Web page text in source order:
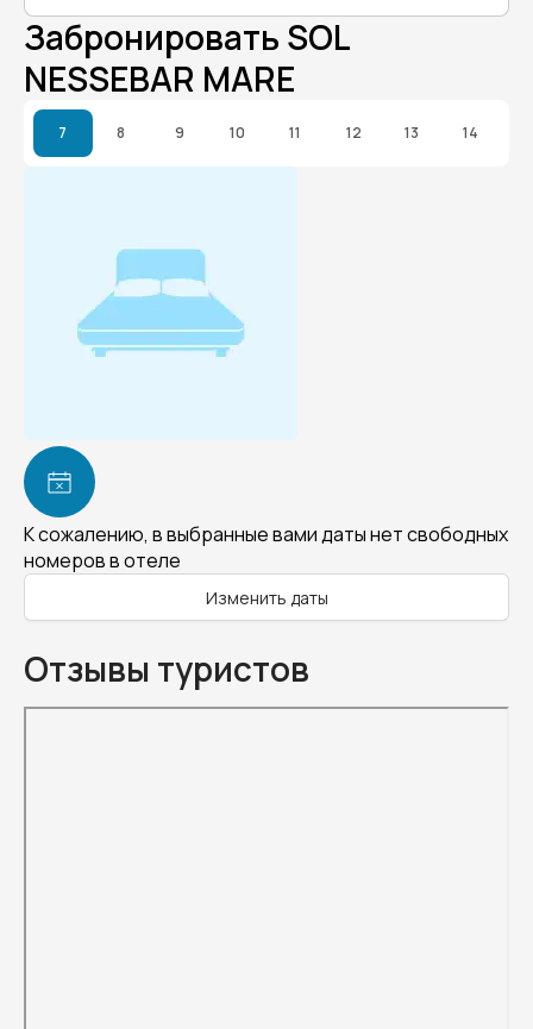
Забронировать SOL
NESSEBAR MARE
7 8 9 10 11 12 13 14
К сожалению, в выбранные вами даты нет свободных
номеров в отеле
Изменить даты
Отзывы туристов